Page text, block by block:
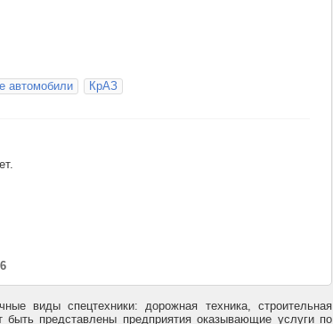
автомобили КрАЗ
виды спецтехники: дорожная техника, строительная
быть представлены предприятия оказывающие услуги по